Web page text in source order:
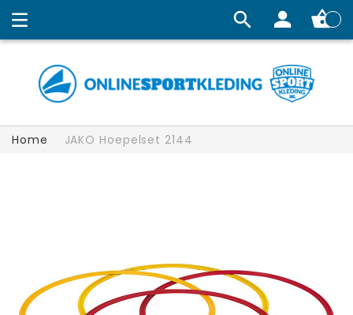
Home JAKO Hoepelset 2144